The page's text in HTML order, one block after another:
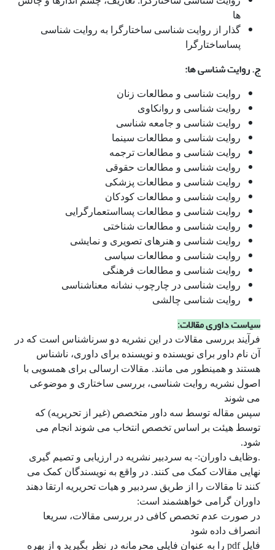
ها
گذار از روایت شناسی ساختارگرا به روایت شناسی
پساساختارگرا
ج. روایت شناسی ها:
روایت شناسی و مطالعات زنان
روایت شناسی و روانکاوی
روایت شناسی و جامعه شناسی
روایت شناسی و مطالعات سینما
روایت شناسی و مطالعات ترجمه
روایت شناسی و مطالعات حقوقی
روایت شناسی و مطالعات پزشکی
روایت شناسی و مطالعات کودکان
روایت شناسی و مطالعات پسااستعمارگرایی
روایت شناسی و مطالعات شناختی
روایت شناسی و هنرهای تصویری و نمایشی
روایت شناسی و مطالعات سیاسی
روایت شناسی و مطالعات فرهنگی
روایت شناسی در چارچوب نشانه معناشناسی
روایت شناسی چالشی
سیاست داوری مقالات:
فرآیند بررسی مقالات در این نشریه دو سرناشناس است که در
آن نام داور برای نویسنده و نویسنده برای داوری، ناشناس
هستند و همینطور می مانند. مقالات ارسالی برای همسویی با
اصول نشریه روایت شناسی، بررسی ساختاری و موضوعی
می شوند
سپس مقاله توسط سه داور متخصص (غیر از تحریریه) که
توسط هیئت بر اساس تخصص انتخاب می شوند انجام می
شود.
.وظایف داوران:- به سردبیر نشریه در ارزیابی و تصیم گیری
نهایی مقالات کمک می کنند. در واقع به نویسندگان کمک می
کنند تا مقالات را از طریق سردبیر و هیات تحریریه ارتقا دهند
داوران گرامی خواهشمند است:
در صورت عدم تخصص کافی در بررسی مقالات، سریعا
انصراف داده شود
فایل pdf را به عنوان فایلی محرمانه در نظر بگیرید و از بهره